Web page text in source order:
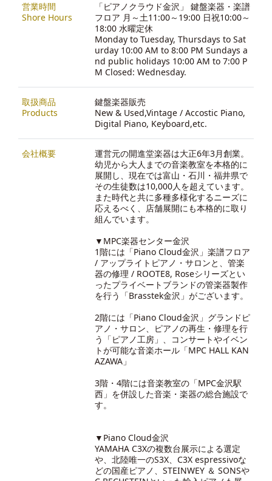
営業時間
Shore Hours
「ピアノクラウド金沢」 鍵盤楽器・楽譜
フロア 月～土11:00～19:00 日祝10:00～
18:00 水曜定休
Monday to Tuesday, Thursdays to Sat
urday 10:00 AM to 8:00 PM Sundays a
nd public holidays 10:00 AM to 7:00 P
M Closed: Wednesday.
取扱商品
Products
鍵盤楽器販売
New & Used,Vintage / Accostic Piano,
Digital Piano, Keyboard,etc.
会社概要
運営元の開進堂楽器は大正6年3月創業。
幼児から大人までの音楽教室を本格的に
展開し、現在では富山・石川・福井県で
その生徒数は10,000人を超えています。
また時代と共に多種多様化するニーズに
応えるべく、店舗展開にも本格的に取り
組んでいます。
▼MPC楽器センター金沢
1階には「Piano Cloud金沢」楽譜フロア
/ アップライトピアノ・サロンと、管楽
器の修理 / ROOTE8, Roseシリーズとい
ったプライベートブランドの管楽器製作
を行う「Brasstek金沢」がございます。
2階には「Piano Cloud金沢」グランドピ
アノ・サロン、ピアノの再生・修理を行
う「ピアノ工房」、コンサートやイベン
トが可能な音楽ホール「MPC HALL KAN
AZAWA」
3階・4階には音楽教室の「MPC金沢駅
西」を併設した音楽・楽器の総合施設で
す。
▼Piano Cloud金沢
YAMAHA C3Xの複数台展示による選定
や、北陸唯一のS3X、C3X espressivoな
どの国産ピアノ、STEINWEY ＆ SONSや